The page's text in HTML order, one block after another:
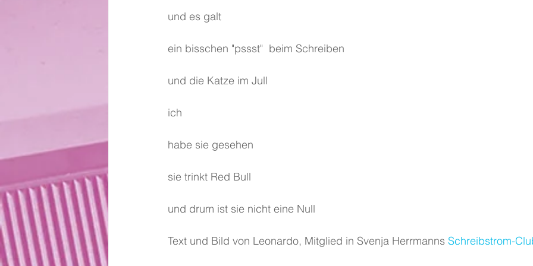
und es galt
ein bisschen "pssst"  beim Schreiben
und die Katze im Jull
ich
habe sie gesehen
sie trinkt Red Bull
und drum ist sie nicht eine Null
Text und Bild von Leonardo, Mitglied in Svenja Herrmanns Schreibstrom-